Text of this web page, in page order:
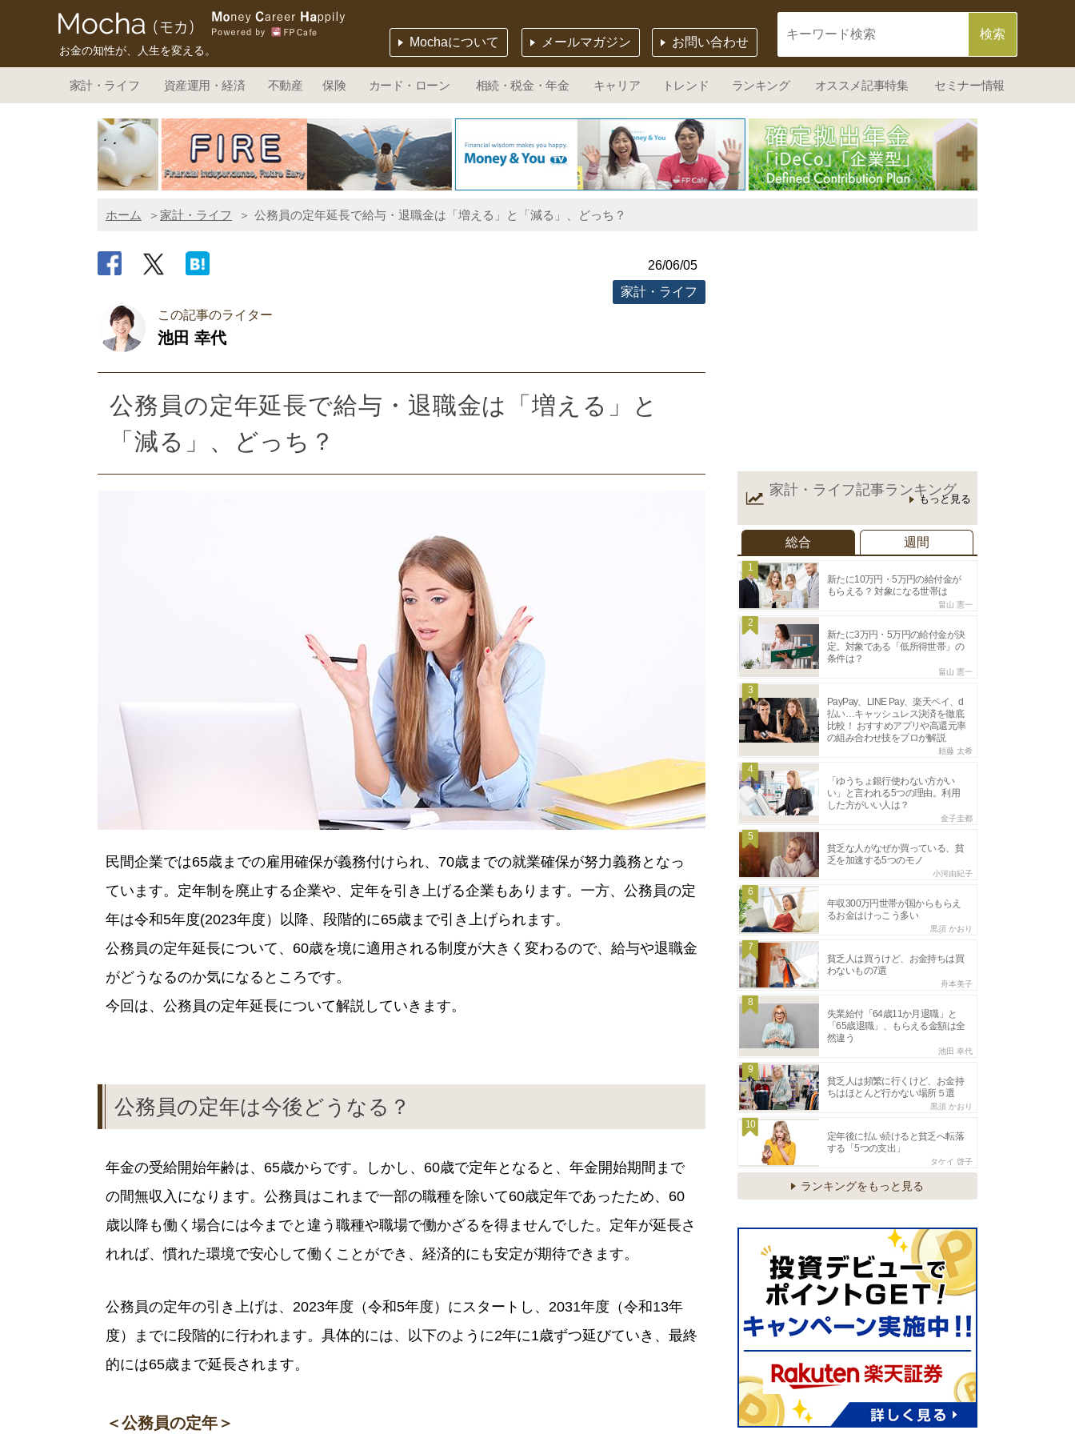
お金の知性が、人生を変える。
お問い合わせ
メールマガジン
Mochaについて
家計・ライフ 資産運用・経済 不動産 保険 カード・ローン 相続・税金・年金 キャリア トレンド ランキング オススメ記事特集 セミナー情報
ホーム 家計・ライフ 公務員の定年延長で給与・退職金は「増える」と「減る」、どっち？
26/06/05
家計・ライフ
この記事のライター
池田 幸代
公務員の定年延長で給与・退職金は「増える」と
「減る」、どっち？
民間企業では65歳までの雇用確保が義務付けられ、70歳までの就業確保が努力義務となっ
ています。定年制を廃止する企業や、定年を引き上げる企業もあります。一方、公務員の定
年は令和5年度(2023年度）以降、段階的に65歳まで引き上げられます。
公務員の定年延長について、60歳を境に適用される制度が大きく変わるので、給与や退職金
がどうなるのか気になるところです。
今回は、公務員の定年延長について解説していきます。
公務員の定年は今後どうなる？
年金の受給開始年齢は、65歳からです。しかし、60歳で定年となると、年金開始期間まで
の間無収入になります。公務員はこれまで一部の職種を除いて60歳定年であったため、60
歳以降も働く場合には今までと違う職種や職場で働かざるを得ませんでした。定年が延長さ
れれば、慣れた環境で安心して働くことができ、経済的にも安定が期待できます。
公務員の定年の引き上げは、2023年度（令和5年度）にスタートし、2031年度（令和13年
度）までに段階的に行われます。具体的には、以下のように2年に1歳ずつ延びていき、最終
的には65歳まで延長されます。
＜公務員の定年＞
家計・ライフ記事ランキング
もっと見る
総合 週間
1
新たに10万円・5万円の給付金が
もらえる？ 対象になる世帯は
畠山 憲一
2
新たに3万円・5万円の給付金が決
定。対象である「低所得世帯」の
条件は？
畠山 憲一
3
PayPay、LINE Pay、楽天ペイ、d
払い…キャッシュレス決済を徹底
比較！ おすすめアプリや高還元率
の組み合わせ技をプロが解説
頼藤 太希
4
「ゆうちょ銀行使わない方がい
い」と言われる5つの理由。利用
した方がいい人は？
金子圭都
5
貧乏な人がなぜか買っている、貧
乏を加速する5つのモノ
小河由紀子
6
年収300万円世帯が国からもらえ
るお金はけっこう多い
黒須 かおり
7
貧乏人は買うけど、お金持ちは買
わないもの7選
舟本美子
8
失業給付「64歳11か月退職」と
「65歳退職」、もらえる金額は全
然違う
池田 幸代
9
貧乏人は頻繁に行くけど、お金持
ちはほとんど行かない場所５選
黒須 かおり
10
定年後に払い続けると貧乏へ転落
する「5つの支出」
タケイ 啓子
ランキングをもっと見る